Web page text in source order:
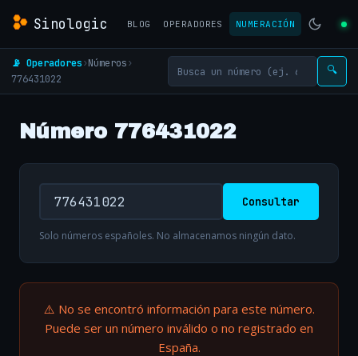
Sinologic BLOG OPERADORES NUMERACIÓN
📡 Operadores›Números›
776431022
🔍
Número 776431022
Consultar
Solo números españoles. No almacenamos ningún dato.
⚠️ No se encontró información para este número.
Puede ser un número inválido o no registrado en
España.